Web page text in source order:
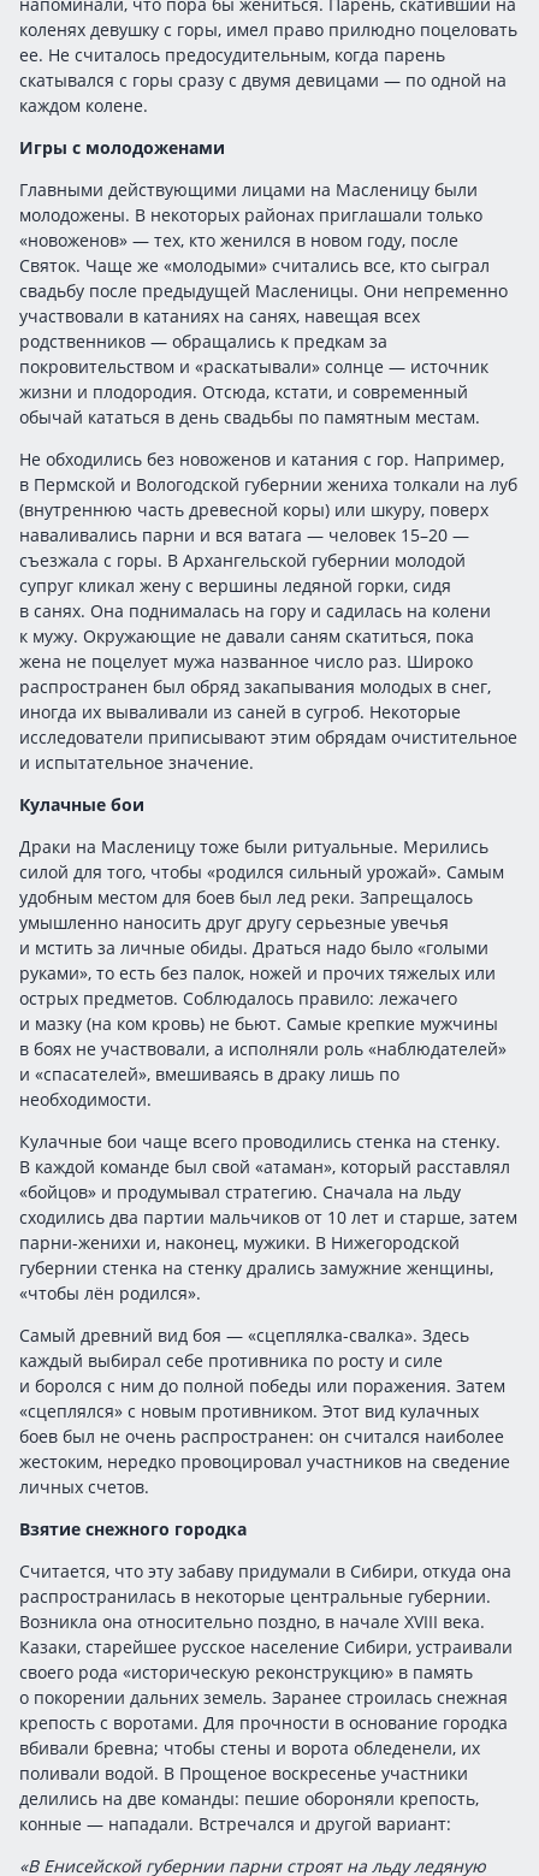
коленях девушку с горы, имел право прилюдно поцеловать
ее. Не считалось предосудительным, когда парень
скатывался с горы сразу с двумя девицами — по одной на
каждом колене.
Игры с молодоженами
Главными действующими лицами на Масленицу были
молодожены. В некоторых районах приглашали только
«новоженов» — тех, кто женился в новом году, после
Святок. Чаще же «молодыми» считались все, кто сыграл
свадьбу после предыдущей Масленицы. Они непременно
участвовали в катаниях на санях, навещая всех
родственников — обращались к предкам за
покровительством и «раскатывали» солнце — источник
жизни и плодородия. Отсюда, кстати, и современный
обычай кататься в день свадьбы по памятным местам.
Не обходились без новоженов и катания с гор. Например,
в Пермской и Вологодской губернии жениха толкали на луб
(внутреннюю часть древесной коры) или шкуру, поверх
наваливались парни и вся ватага — человек 15–20 —
съезжала с горы. В Архангельской губернии молодой
супруг кликал жену с вершины ледяной горки, сидя
в санях. Она поднималась на гору и садилась на колени
к мужу. Окружающие не давали саням скатиться, пока
жена не поцелует мужа названное число раз. Широко
распространен был обряд закапывания молодых в снег,
иногда их вываливали из саней в сугроб. Некоторые
исследователи приписывают этим обрядам очистительное
и испытательное значение.
Кулачные бои
Драки на Масленицу тоже были ритуальные. Мерились
силой для того, чтобы «родился сильный урожай». Самым
удобным местом для боев был лед реки. Запрещалось
умышленно наносить друг другу серьезные увечья
и мстить за личные обиды. Драться надо было «голыми
руками», то есть без палок, ножей и прочих тяжелых или
острых предметов. Соблюдалось правило: лежачего
и мазку (на ком кровь) не бьют. Самые крепкие мужчины
в боях не участвовали, а исполняли роль «наблюдателей»
и «спасателей», вмешиваясь в драку лишь по
необходимости.
Кулачные бои чаще всего проводились стенка на стенку.
В каждой команде был свой «атаман», который расставлял
«бойцов» и продумывал стратегию. Сначала на льду
сходились два партии мальчиков от 10 лет и старше, затем
парни-женихи и, наконец, мужики. В Нижегородской
губернии стенка на стенку дрались замужние женщины,
«чтобы лён родился».
Самый древний вид боя — «сцеплялка-свалка». Здесь
каждый выбирал себе противника по росту и силе
и боролся с ним до полной победы или поражения. Затем
«сцеплялся» с новым противником. Этот вид кулачных
боев был не очень распространен: он считался наиболее
жестоким, нередко провоцировал участников на сведение
личных счетов.
Взятие снежного городка
Считается, что эту забаву придумали в Сибири, откуда она
распространилась в некоторые центральные губернии.
Возникла она относительно поздно, в начале XVIII века.
Казаки, старейшее русское население Сибири, устраивали
своего рода «историческую реконструкцию» в память
о покорении дальних земель. Заранее строилась снежная
крепость с воротами. Для прочности в основание городка
вбивали бревна; чтобы стены и ворота обледенели, их
поливали водой. В Прощеное воскресенье участники
делились на две команды: пешие обороняли крепость,
конные — нападали. Встречался и другой вариант:
«В Енисейской губернии парни строят на льду ледяную